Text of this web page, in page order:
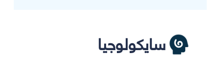
سايكولوجيا